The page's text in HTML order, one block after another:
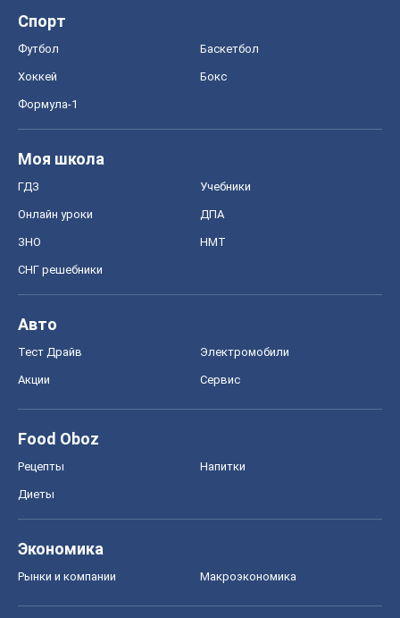
Спорт
Футбол Баскетбол
Хоккей Бокс
Формула-1
Моя школа
ГДЗ Учебники
Онлайн уроки ДПА
ЗНО НМТ
СНГ решебники
Авто
Тест Драйв Электромобили
Акции Сервис
Food Oboz
Рецепты Напитки
Диеты
Экономика
Рынки и компании Mакроэкономика